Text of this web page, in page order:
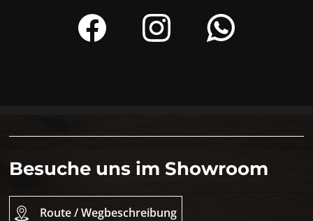
Besuche uns im Showroom
Route / Wegbeschreibung